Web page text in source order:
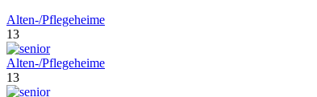
Alten-/Pflegeheime
13
Alten-/Pflegeheime
13